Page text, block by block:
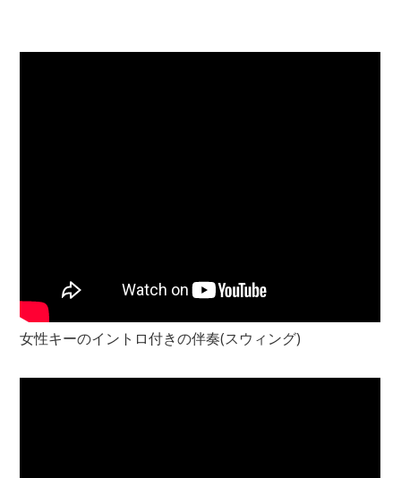
女性キーのイントロ付きの伴奏(スウィング)